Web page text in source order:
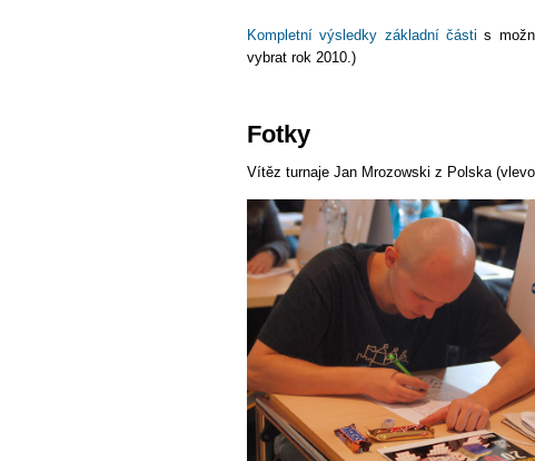
Kompletní výsledky základní části s
vybrat rok 2010.)
Fotky
Vítěz turnaje Jan Mrozowski z Polska